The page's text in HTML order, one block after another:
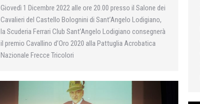
Giovedì 1 Dicembre 2022 alle ore 20.00 presso il Salone dei
Cavalieri del Castello Bolognini di Sant’Angelo Lodigiano,
la Scuderia Ferrari Club Sant’Angelo Lodigiano consegnerà
il premio Cavallino d’Oro 2020 alla Pattuglia Acrobatica
Nazionale Frecce Tricolori